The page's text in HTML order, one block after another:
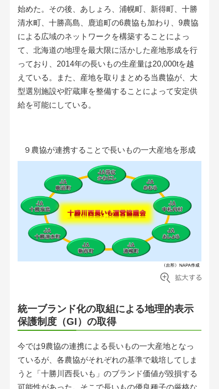
農業一問一答
アグリウェブ経営診断
ログイン
始めた。その後、あしょろ、浦幌町、新得町、十勝
清水町、十勝高島、鹿追町の6農協も加わり、9農協
による広域のネットワークを構築することによっ
て、北海道の地理を最大限に活かした産地形成を行
っており、2014年の長いもの生産量は20,000tを越
えている。また、産地を取りまとめる当農協が、大
型選別施設や貯蔵庫を整備することによって安定供
給を可能にしている。
９農協が連携することで長いもの一大産地を形成
統一ブランド化の取組による地理的表示
保護制度（GI）の取得
今では9農協の連携による長いもの一大産地となっ
ているが、各農協がそれぞれの基準で栽培してしま
うと「十勝川西長いも」のブランド価値が毀損する
可能性があった。そこで長いもの優良種子の厳格な